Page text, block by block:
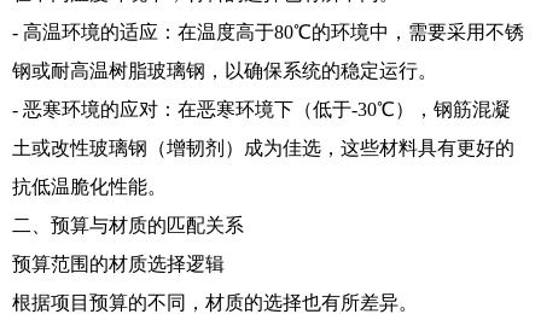
- 高温环境的适应：在温度高于80℃的环境中，需要采用不锈
钢或耐高温树脂玻璃钢，以确保系统的稳定运行。
- 恶寒环境的应对：在恶寒环境下（低于-30℃），钢筋混凝
土或改性玻璃钢（增韧剂）成为佳选，这些材料具有更好的
抗低温脆化性能。
二、预算与材质的匹配关系
预算范围的材质选择逻辑
根据项目预算的不同，材质的选择也有所差异。